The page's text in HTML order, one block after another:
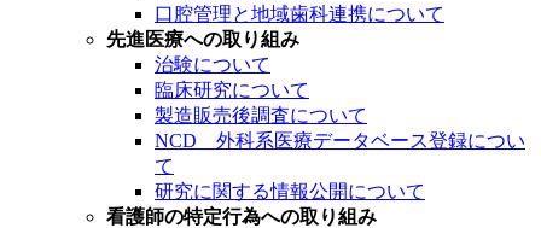
口腔管理と地域歯科連携について
先進医療への取り組み
治験について
臨床研究について
製造販売後調査について
NCD 外科系医療データベース登録につい
て
研究に関する情報公開について
看護師の特定行為への取り組み